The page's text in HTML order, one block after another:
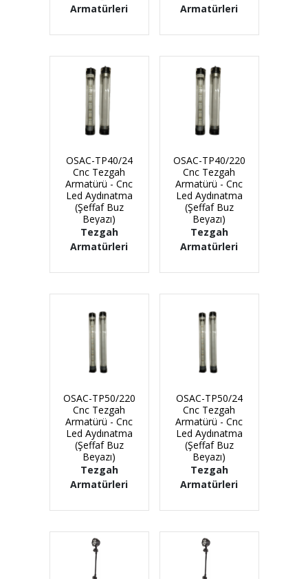
Armatürleri
Armatürleri
OSAC-TP40/24
Cnc Tezgah
Armatürü - Cnc
Led Aydınatma
(Şeffaf Buz
Beyazı)
Tezgah
Armatürleri
OSAC-TP40/220
Cnc Tezgah
Armatürü - Cnc
Led Aydınatma
(Şeffaf Buz
Beyazı)
Tezgah
Armatürleri
OSAC-TP50/220
Cnc Tezgah
Armatürü - Cnc
Led Aydınatma
(Şeffaf Buz
Beyazı)
Tezgah
Armatürleri
OSAC-TP50/24
Cnc Tezgah
Armatürü - Cnc
Led Aydınatma
(Şeffaf Buz
Beyazı)
Tezgah
Armatürleri